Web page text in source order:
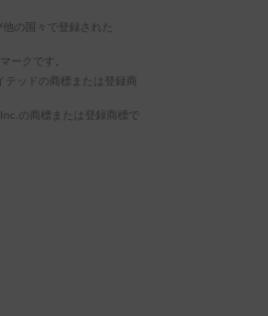
の国々で登録された
ークです。
ッドの商標または登録商
の商標または登録商標で